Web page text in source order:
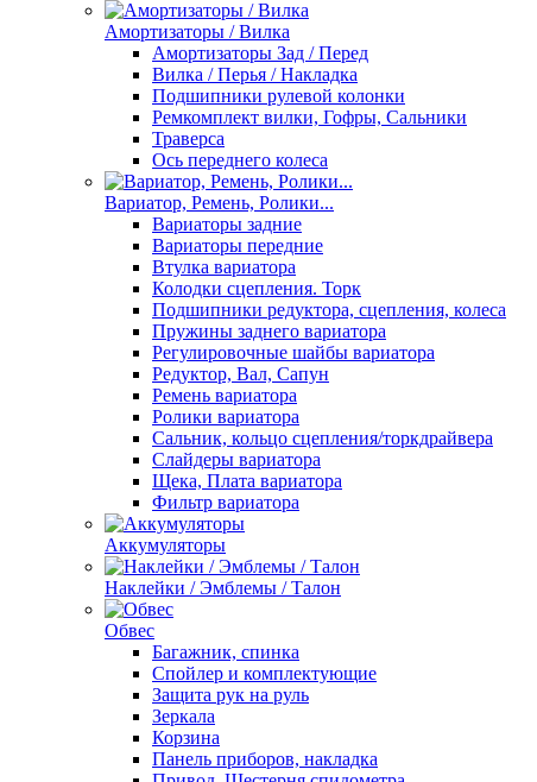
Амортизаторы / Вилка
Амортизаторы Зад / Перед
Вилка / Перья / Накладка
Подшипники рулевой колонки
Ремкомплект вилки, Гофры, Сальники
Траверса
Ось переднего колеса
Вариатор, Ремень, Ролики...
Вариаторы задние
Вариаторы передние
Втулка вариатора
Колодки сцепления. Торк
Подшипники редуктора, сцепления, колеса
Пружины заднего вариатора
Регулировочные шайбы вариатора
Редуктор, Вал, Сапун
Ремень вариатора
Ролики вариатора
Сальник, кольцо сцепления/торкдрайвера
Слайдеры вариатора
Щека, Плата вариатора
Фильтр вариатора
Аккумуляторы
Наклейки / Эмблемы / Талон
Обвес
Багажник, спинка
Спойлер и комплектующие
Защита рук на руль
Зеркала
Корзина
Панель приборов, накладка